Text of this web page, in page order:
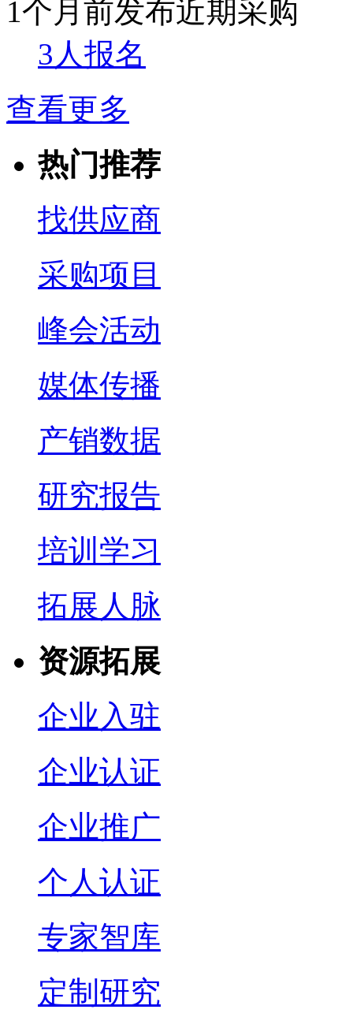
1个月前发布近期采购
3人报名
查看更多
热门推荐
找供应商
采购项目
峰会活动
媒体传播
产销数据
研究报告
培训学习
拓展人脉
资源拓展
企业入驻
企业认证
企业推广
个人认证
专家智库
定制研究